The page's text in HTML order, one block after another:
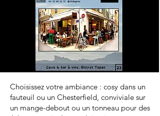
Choisissez votre ambiance : cosy dans un
fauteuil ou un Chesterfield, conviviale sur
un mange-debout ou un tonneau pour des